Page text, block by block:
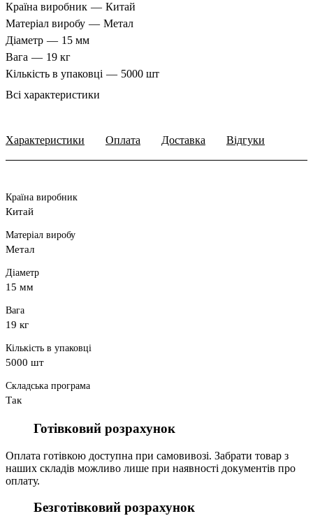
Країна виробник — Китай
Матеріал виробу — Метал
Діаметр — 15 мм
Вага — 19 кг
Кількість в упаковці — 5000 шт
Всі характеристики
Характеристики Оплата Доставка Відгуки
Країна виробник
Китай
Матеріал виробу
Метал
Діаметр
15 мм
Вага
19 кг
Кількість в упаковці
5000 шт
Складська програма
Так
Готівковий розрахунок
Оплата готівкою доступна при самовивозі. Забрати товар з
наших складів можливо лише при наявності документів про
оплату.
Безготівковий розрахунок